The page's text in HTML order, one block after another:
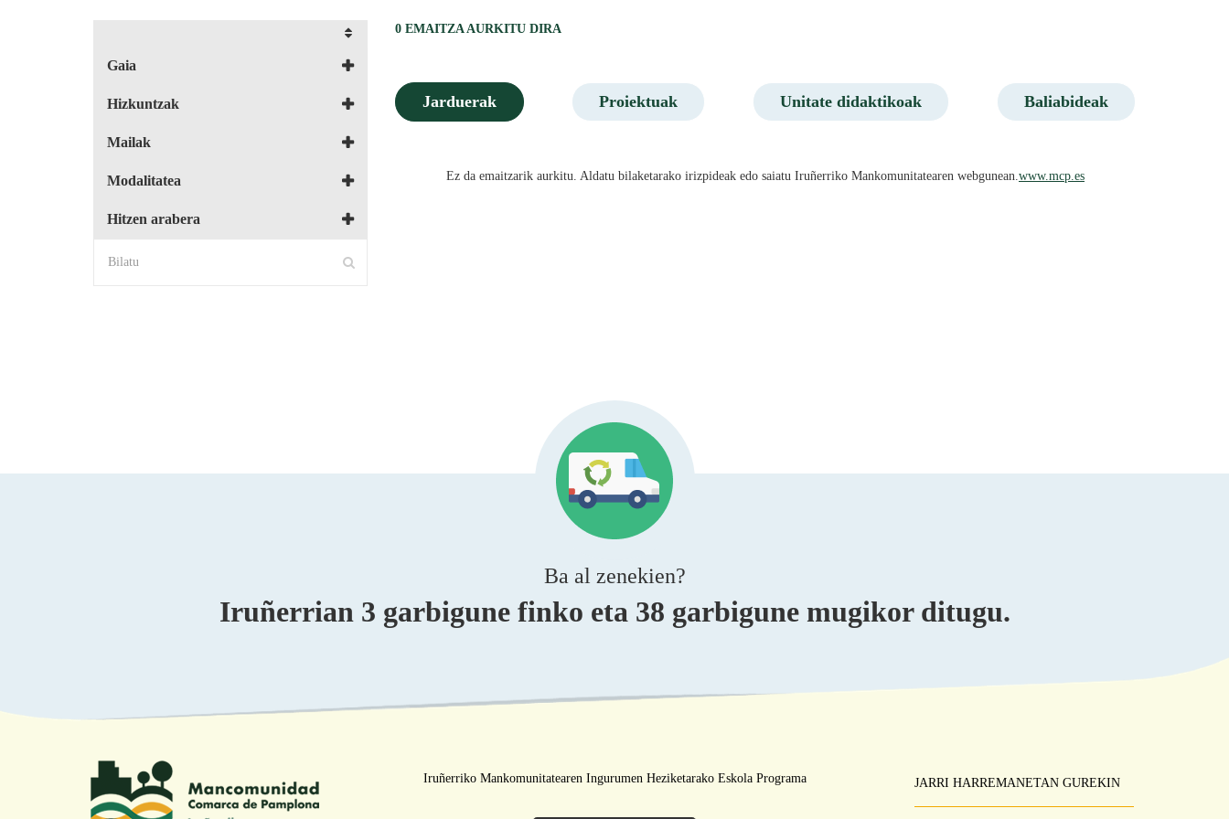
Gaia
Hizkuntzak
Mailak
Modalitatea
Hitzen arabera
0 EMAITZA AURKITU DIRA
Jarduerak Proiektuak Unitate didaktikoak Baliabideak
Ez da emaitzarik aurkitu. Aldatu bilaketarako irizpideak edo saiatu Iruñerriko Mankomunitatearen webgunean.www.mcp.es
Ba al zenekien?
Iruñerrian 3 garbigune finko eta 38 garbigune mugikor ditugu.
Iruñerriko Mankomunitatearen Ingurumen Heziketarako Eskola Programa
Pie
JARRI HARREMANETAN GUREKIN